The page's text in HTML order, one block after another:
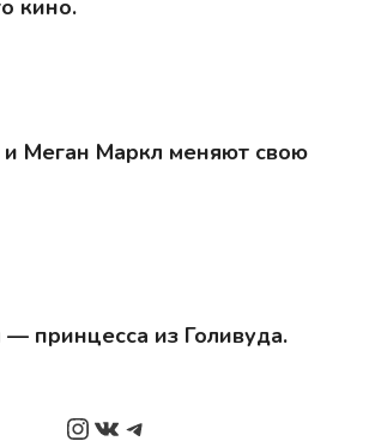
кино.
Меган Маркл меняют свою
принцесса из Голивуда.
Instagram
ВКонтакте
Telegram